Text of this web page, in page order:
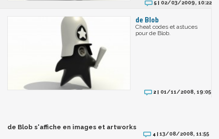
5 | 02/03/2009, 10:22
de Blob
Cheat codes et astuces
pour de Blob.
2 | 01/11/2008, 19:05
de Blob s'affiche en images et artworks
4 | 13/08/2008, 11:55